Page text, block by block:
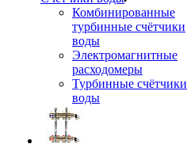
Комбинированные
турбинные счётчики
воды
Электромагнитные
расходомеры
Турбинные счётчики
воды